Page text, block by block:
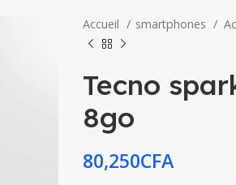
Accueil smartphones
Tecno
8go
80,250CFA